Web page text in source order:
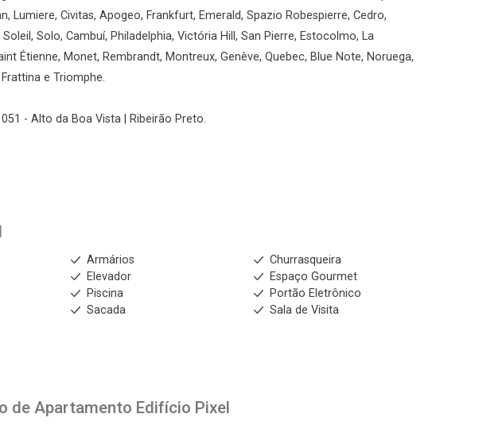
Lumiere, Civitas, Apogeo, Frankfurt, Emerald, Spazio Robespierre, Cedro,
Solo, Cambuí, Philadelphia, Victória Hill, San Pierre, Estocolmo, La
Étienne, Monet, Rembrandt, Montreux, Genève, Quebec, Blue Note, Noruega,
e Triomphe.
- Alto da Boa Vista | Ribeirão Preto.
Armários
Churrasqueira
Elevador
Espaço Gourmet
Piscina
Portão Eletrônico
Sacada Sala de Visita
de Apartamento Edifício Pixel